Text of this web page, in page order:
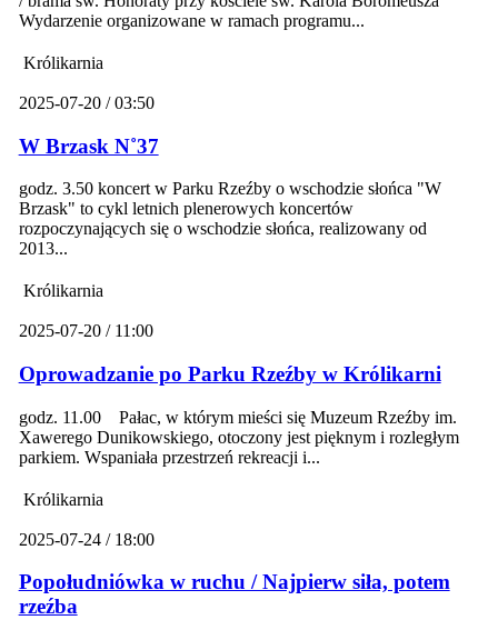
Wydarzenie organizowane w ramach programu...
Królikarnia
2025-07-20 / 03:50
W Brzask N˚37
godz. 3.50 koncert w Parku Rzeźby o wschodzie słońca "W
Brzask" to cykl letnich plenerowych koncertów
rozpoczynających się o wschodzie słońca, realizowany od
2013...
Królikarnia
2025-07-20 / 11:00
Oprowadzanie po Parku Rzeźby w Królikarni
godz. 11.00 Pałac, w którym mieści się Muzeum Rzeźby im.
Xawerego Dunikowskiego, otoczony jest pięknym i rozległym
parkiem. Wspaniała przestrzeń rekreacji i...
Królikarnia
2025-07-24 / 18:00
Popołudniówka w ruchu / Najpierw siła, potem
rzeźba